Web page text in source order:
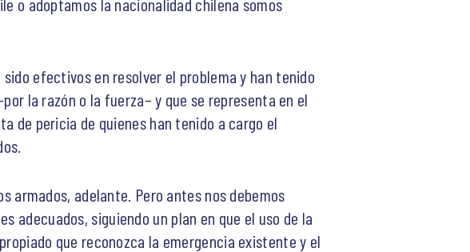
efectivos en resolver el problema y han tenido
la razón o la fuerza– y que se representa en el
de pericia de quienes han tenido a cargo el
armados, adelante. Pero antes nos debemos
adecuados, siguiendo un plan en que el uso de la
que reconozca la emergencia existente y el